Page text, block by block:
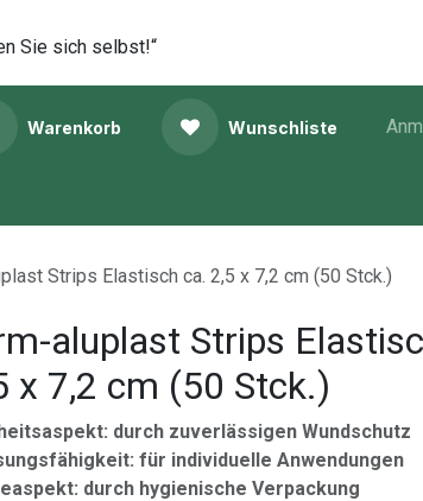
Sie sich selbst!“
Warenkorb Wunschliste
Strips Elastisch ca. 2,5 x 7,2 cm (50 Stck.)
aluplast Strips
x 7,2 cm (50 Stck.)
durch zuverlässigen Wundschutz
für individuelle Anwendungen
durch hygienische Verpackung